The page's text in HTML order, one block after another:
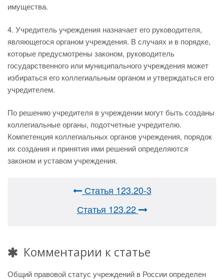
имущества.
4. Учредитель учреждения назначает его руководителя,
являющегося органом учреждения. В случаях и в порядке,
которые предусмотрены законом, руководитель
государственного или муниципального учреждения может
избираться его коллегиальным органом и утверждаться его
учредителем.
По решению учредителя в учреждении могут быть созданы
коллегиальные органы, подотчетные учредителю.
Компетенция коллегиальных органов учреждения, порядок
их создания и принятия ими решений определяются
законом и уставом учреждения.
Статья 123.20-3
Статья 123.22
Комментарии к статье
Общий правовой статус учреждений в России определен